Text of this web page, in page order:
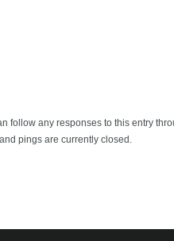
any responses to this entry
pings are currently closed.